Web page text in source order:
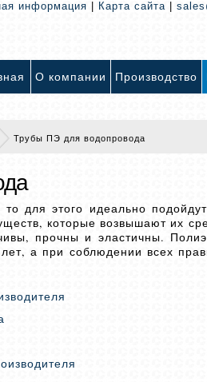
информация Карта сайта
О компании Производство
Трубы ПЭ для водопровода
для этого идеально
которые возвышают их
прочны и эластичны.
а при соблюдении всех